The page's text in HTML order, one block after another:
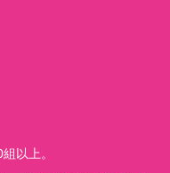
以上。